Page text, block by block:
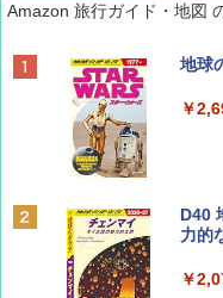
BE-
BE-
￥
Amazon 旅行ガイド・地図
地球
￥
D40
力的
￥